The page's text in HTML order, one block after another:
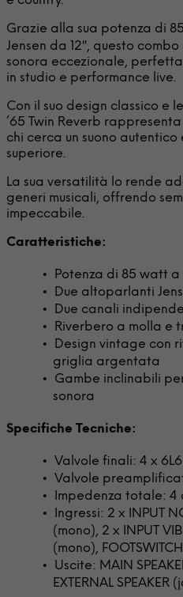
Grazie alla sua potenza di
Jensen da 12″, questo
sonora eccezionale,
in studio e performance live.
Con il suo design classico e
’65 Twin Reverb
chi cerca un suono
superiore.
La sua versatilità lo rende
generi musicali, offrendo
impeccabile.
Caratteristiche:
Potenza di 85 watt a
Due altoparlanti
Due canali
Riverbero a molla e
Design vintage con
griglia argentata
Gambe inclinabili
sonora
Specifiche Tecniche:
Valvole finali: 4 x 6L6
Valvole
Impedenza totale: 4
Ingressi: 2 x INPUT
(mono), 2 x INPUT
(mono),
Uscite: MAIN
EXTERNAL